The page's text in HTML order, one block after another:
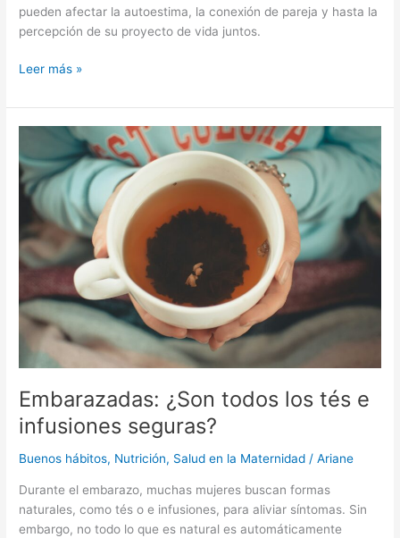
pueden afectar la autoestima, la conexión de pareja y hasta la
percepción de su proyecto de vida juntos.
Leer más »
Embarazadas: ¿Son todos los tés e
infusiones seguras?
Buenos hábitos, Nutrición, Salud en la Maternidad /Ariane
Durante el embarazo, muchas mujeres buscan formas
naturales, como tés o e infusiones, para aliviar síntomas. Sin
embargo, no todo lo que es natural es automáticamente
Embarazadas:
¿Son
todos
los
tés
infusiones
seguras?